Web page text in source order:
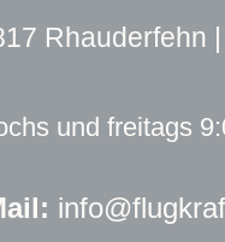
Rhauderfehn |
und freitags